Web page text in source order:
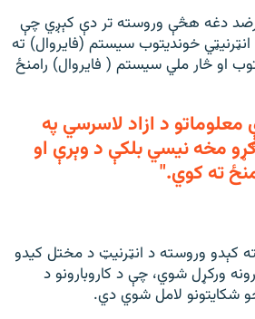
دغه هڅې وروسته تر دې کېږي چې
خوندیتوب سیستم (فایروال) ته
او څار ملي سیستم ( فایروال) رامنځ
معلوماتو د ازاد لاسرسي په
مخه نیسي بلکې د وېرې او
ته کوي."
کېدو وروسته د انټرنیټ د مختل کیدو
ورکړل شوي، چې د کاروبارونو د
شکایتونو لامل شوي دي.